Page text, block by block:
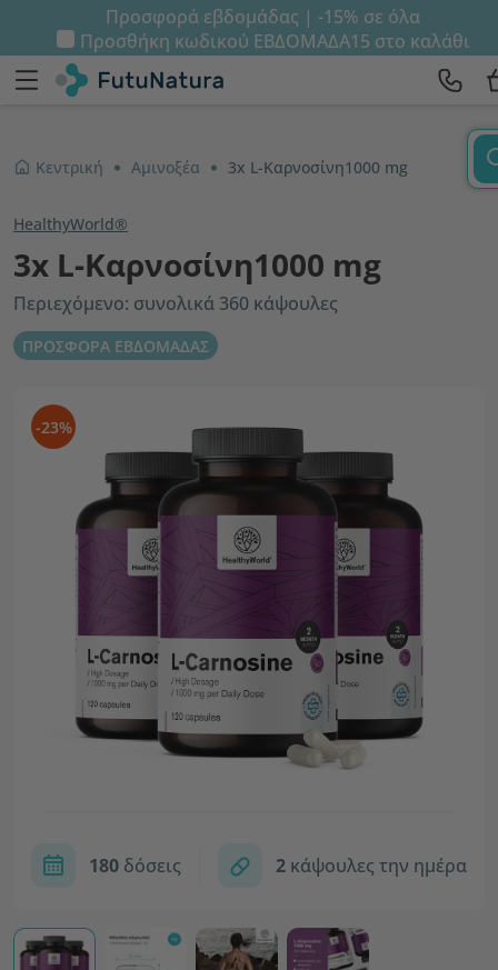
Προσφορά εβδομάδας | -15% σε όλα
Προσθήκη κωδικού ΕΒΔΟΜΑΔΑ15 στο καλάθι
Κεντρική Αμινοξέα 3x L-Καρνοσίνη1000 mg
HealthyWorld®
3x L-Καρνοσίνη1000 mg
Περιεχόμενο: συνολικά 360 κάψουλες
ΠΡΟΣΦΟΡΑ ΕΒΔΟΜΑΔΑΣ
-23%
180 δόσεις 2 κάψουλες την ημέρα